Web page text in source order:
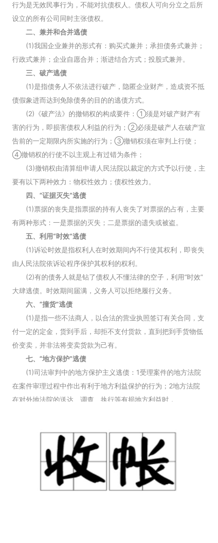
行为是无效民事行为，不能对抗债权人。债权人可向分立之后所
设立的所有公司同时主张债权。
二、兼并和合并逃债
(1)我国企业兼并的形式有：购买式兼并；承担债务式兼并；
行政式兼并；企业自愿合并；渐进结合方式；投股式兼并。
三、破产逃债
(1)是指债务人不依法进行破产，隐匿企业财产，造成资不抵
债假象进而达到免除债务的目的的逃债方式。
(2)《破产法》的撤销权的构成要件：①须是对破产财产有
害的行为，即损害债权人利益的行为；②必须是破产人在破产宣
告前的一定期限内所实施的行为；③撤销权须在审判上行使；
④撤销权的行使不以主观上有过错为条件；
(3)撤销权由清算组申请人民法院以裁定的方式予以行使，主
要有以下两种效力：物权性效力；债权性效力。
四、“证据灭失”逃债
(1)票据的丧失是指票据的持有人丧失了对票据的占有，主要
有两种形式：一是票据的灭失；二是票据的遗失或被盗。
五、利用“时效”逃债
(1)诉讼时效是指权利人在时效期间内不行使其权利，即丧失
由人民法院依诉讼程序保护其权利的权利。
(2)有的债务人就是钻了债权人不懂法律的空子，利用“时效”
大肆逃债。时效期间届满，义务人可以拒绝履行义务。
六、“撞货”逃债
(1)是指一些不法商人，以合法的营业执照签订有关合同，支
付一定的定金，货到手后，却拒不支付货款，直到把到手货物低
价变卖，并非法将变卖货款为己有。
七、“地方保护”逃债
(1)司法审判中的地方保护主义逃债：1受理案件的地方法院
在案件审理过程中作出有利于地方利益保护的行为；2地方法院
在对外地法院的送达、调查、执行等有损地方利益时，